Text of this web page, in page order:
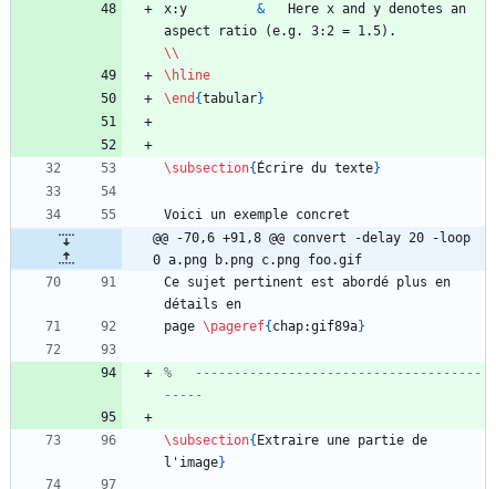
&
\\
\hline
\end {tabular}
\subsection{ Écrire du texte}
@@ -70,6 +91,8 @@ convert -delay 20 -loop
0 a.png b.png c.png foo.gif
Ce sujet pertinent est abordé plus en
page \pageref{ chap:gif89a}
%	-------------------------------------
\subsection{ Extraire une partie de
l'image}